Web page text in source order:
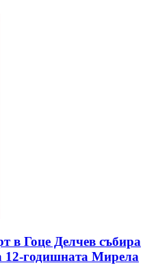
в Гоце Делчев събира
12-годишната Мирела